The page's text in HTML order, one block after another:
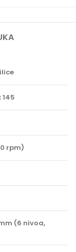
145
rpm)
(6 nivoa,